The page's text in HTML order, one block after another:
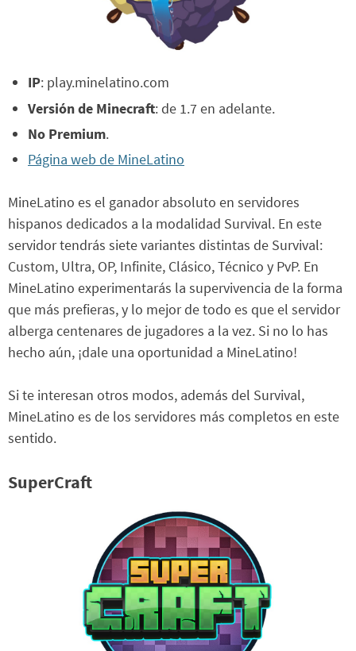
IP: play.minelatino.com
Versión de Minecraft: de 1.7 en adelante.
No Premium.
Página web de MineLatino
MineLatino es el ganador absoluto en servidores
hispanos dedicados a la modalidad Survival. En este
servidor tendrás siete variantes distintas de Survival:
Custom, Ultra, OP, Infinite, Clásico, Técnico y PvP. En
MineLatino experimentarás la supervivencia de la forma
que más prefieras, y lo mejor de todo es que el servidor
alberga centenares de jugadores a la vez. Si no lo has
hecho aún, ¡dale una oportunidad a MineLatino!
Si te interesan otros modos, además del Survival,
MineLatino es de los servidores más completos en este
sentido.
SuperCraft